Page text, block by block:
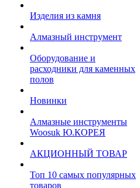
Изделия из камня
Алмазный инструмент
Оборудование и
расходники для каменных
полов
Новинки
Алмазные инструменты
Woosuk Ю.КОРЕЯ
АКЦИОННЫЙ ТОВАР
Топ 10 самых популярных
товаров